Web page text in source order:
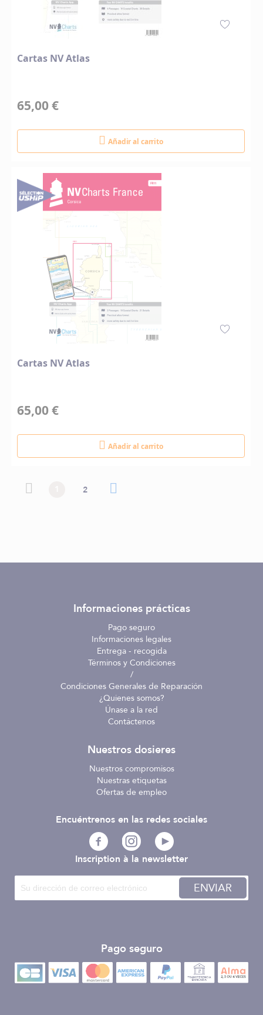
Cartas NV Atlas
65,00 €
Añadir al carrito
Cartas NV Atlas
65,00 €
Añadir al carrito
Página Página anterior
Actualmente estás leyendo página
Página
2
Informaciones prácticas
Pago seguro
Informaciones legales
Entrega - recogida
Términos y Condiciones
/
Condiciones Generales de Reparación
¿Quienes somos?
Únase a la red
Contáctenos
Nuestros dosieres
Nuestros compromisos
Nuestras etiquetas
Ofertas de empleo
Inscription à la newsletter
ENVIAR
Pago seguro
Encuéntrenos en las redes sociales